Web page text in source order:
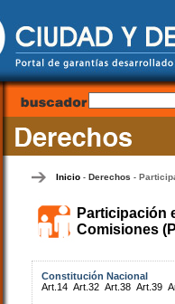
Inicio- Derechos -
Participación
Comisiones
Constitución Nacional
Art.14 Art.32 Art.38 Art.39